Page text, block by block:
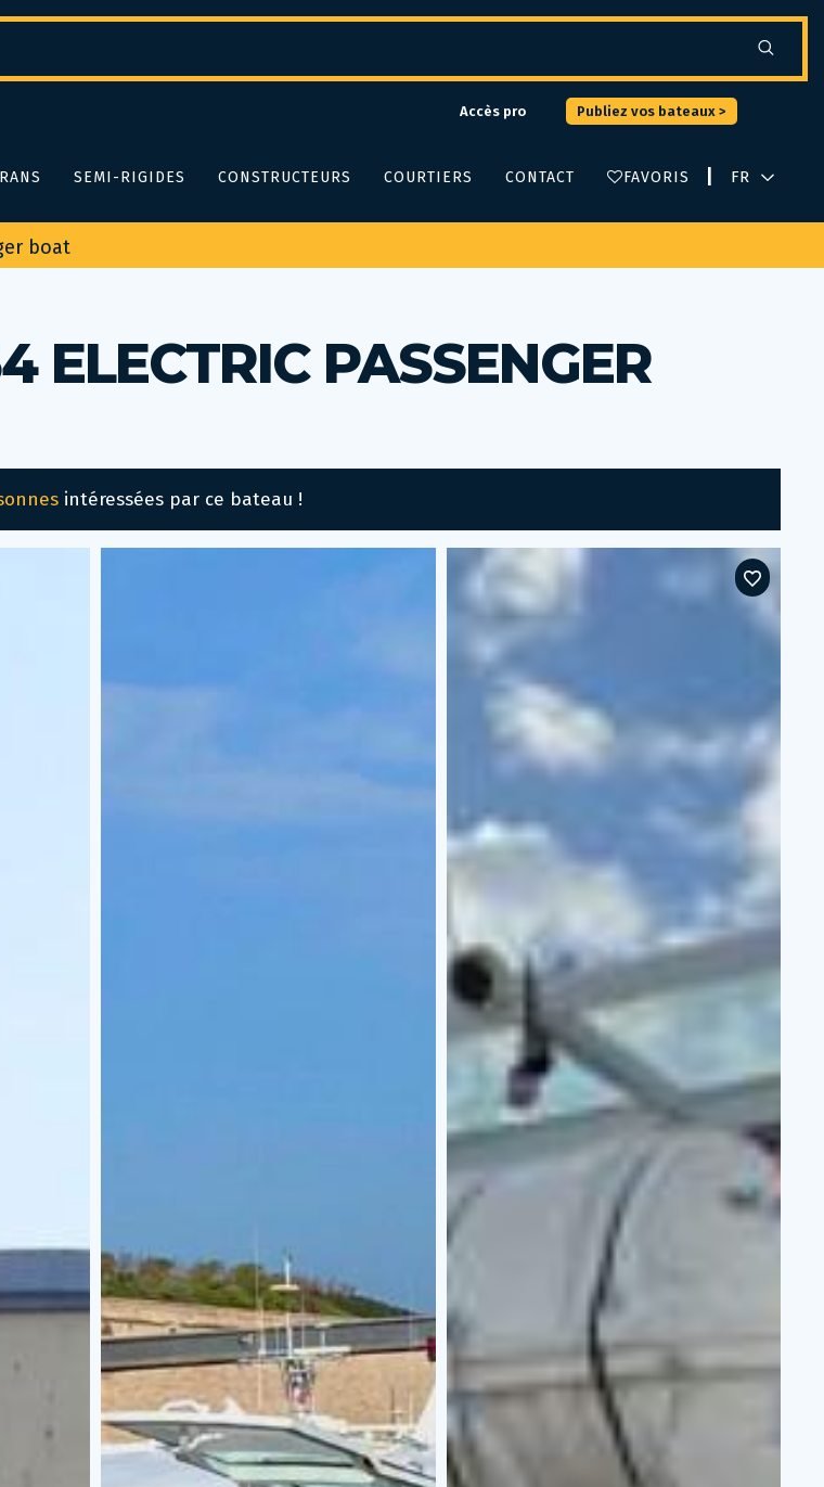
Accès pro Publiez vos bateaux >
SEMI-RIGIDES CONSTRUCTEURS COURTIERS CONTACT FAVORIS
boat
ELECTRIC PASSENGER
intéressées par ce bateau !